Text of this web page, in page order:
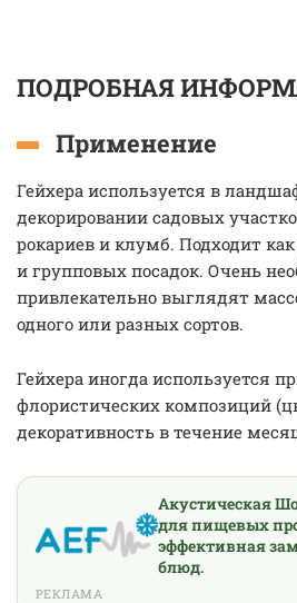
ПОДРОБНАЯ
Применение
Гейхера используется в
декорировании садовых
рокариев и клумб. Подходит
и групповых посадок. Очень
привлекательно выглядят
одного или разных сортов.
Гейхера иногда используется
флористических композиций
декоративность в течение
Акустическая
для пищевых
эффективная
блюд.
РЕКЛАМА